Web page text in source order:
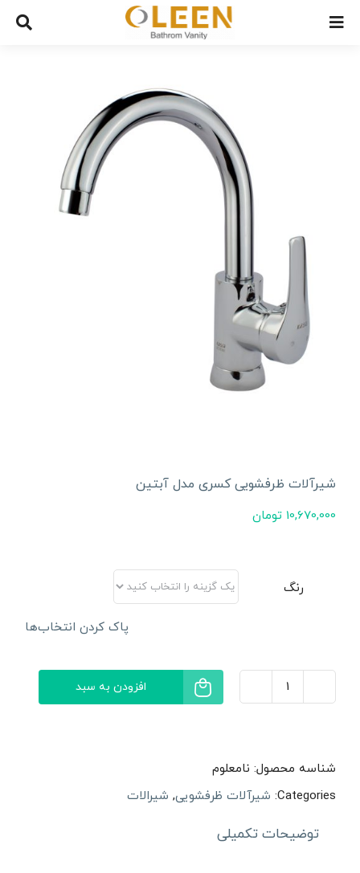
Skip
شیرآلات ظرفشویی کسری مدل آبتین
10,670,000 تومان
رنگ
پاک کردن انتخاب‌ها
شیرآلات
عدد
افزودن به سبد
شناسه محصول: نامعلوم
Categories: شیرآلات ظرفشویی, شیرالات
توضیحات تکمیلی